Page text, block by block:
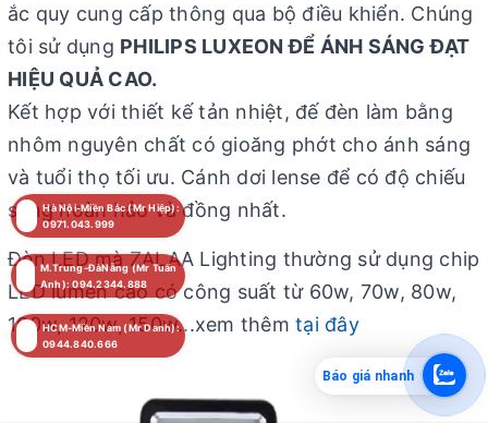
ắc quy cung cấp thông qua bộ điều khiển. Chúng
tôi sử dụng PHILIPS LUXEON ĐỂ ÁNH SÁNG ĐẠT
HIỆU QUẢ CAO.
Kết hợp với thiết kế tản nhiệt, đế đèn làm bằng
nhôm nguyên chất có gioăng phớt cho ánh sáng
và tuổi thọ tối ưu. Cánh dơi lense để có độ chiếu
sáng hoàn hảo và đồng nhất.
Đèn LED mà ZALAA Lighting thường sử dụng chip
LED lumen cao có công suất từ 60w, 70w, 80w,
100w, 120w, 150w...xem thêm tại đây
HCM-Miền Nam (Mr Danh):
0944.840.666
Hà Nội-Miền Bắc (Mr Hiệp):
0971.043.999
M.Trung-ĐàNẵng (Mr Tuấn
Anh): 094.2344.888
Báo giá nhanh